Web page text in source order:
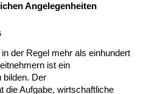
Angelegenheiten
der Regel mehr als einhundert
ist ein
Der
die Aufgabe, wirtschaftliche